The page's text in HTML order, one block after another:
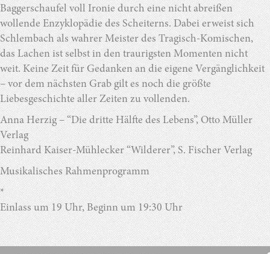
Baggerschaufel voll Ironie durch eine nicht abreißen
wollende Enzyklopädie des Scheiterns. Dabei erweist sich
Schlembach als wahrer Meister des Tragisch-Komischen,
das Lachen ist selbst in den traurigsten Momenten nicht
weit. Keine Zeit für Gedanken an die eigene Vergänglichkeit
– vor dem nächsten Grab gilt es noch die größte
Liebesgeschichte aller Zeiten zu vollenden.
Anna Herzig – “Die dritte Hälfte des Lebens”, Otto Müller
Verlag
Reinhard Kaiser-Mühlecker “Wilderer”, S. Fischer Verlag
Musikalisches Rahmenprogramm
*
Einlass um 19 Uhr, Beginn um 19:30 Uhr